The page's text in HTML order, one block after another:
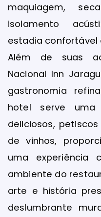
maquiagem,
isolamento
estadia confortável
Além de suas
Nacional Inn
gastronomia
hotel serve
deliciosos,
de vinhos,
uma experiência
ambiente do
arte e história
deslumbrante